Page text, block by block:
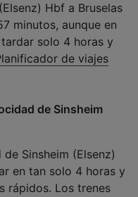
Hbf a Bruselas
minutos, aunque en
solo 4 horas y
de viajes
de Sinsheim
Sinsheim (Elsenz)
en tan solo 4 horas y
rápidos. Los trenes